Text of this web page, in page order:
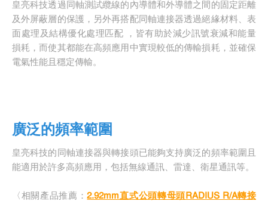
皇亮科技透過同軸測試纜線的內導體和外導體之間的固定距離
及外屏蔽層的保護，另外再搭配同軸連接器透過絕緣材料、表
面處理及結構優化處理匹配 ，皆有助於減少訊號衰減和能量
損耗，而使其都能在高頻應用中實現較低的傳輸損耗，並確保
電氣性能且穩定傳輸。
廣泛的頻率範圍
皇亮科技的同軸連接器與轉接頭已能夠支持廣泛的頻率範圍且
能適用於許多高頻應用，包括無線通訊、雷達、衛星通訊等。
〈相關產品推薦：2.92mm直式公頭轉母頭RADIUS R/A轉接